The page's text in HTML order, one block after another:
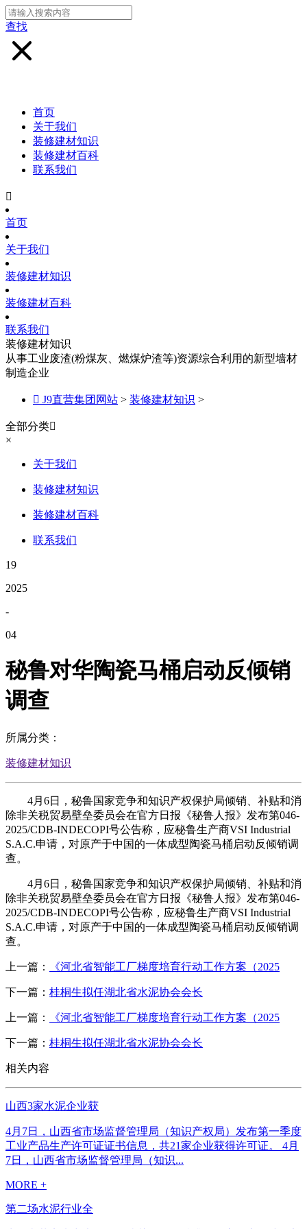
查找
首页
关于我们
装修建材知识
装修建材百科
联系我们

首页
关于我们
装修建材知识
装修建材百科
联系我们
装修建材知识
从事工业废渣(粉煤灰、燃煤炉渣等)资源综合利用的新型墙材
制造企业
 J9直营集团网站 > 装修建材知识 >
全部分类
×
关于我们
装修建材知识
装修建材百科
联系我们
19
2025
-
04
秘鲁对华陶瓷马桶启动反倾销
调查
所属分类：
装修建材知识
4月6日，秘鲁国家竞争和知识产权保护局倾销、补贴和消
除非关税贸易壁垒委员会在官方日报《秘鲁人报》发布第046-
2025/CDB-INDECOPI号公告称，应秘鲁生产商VSI Industrial
S.A.C.申请，对原产于中国的一体成型陶瓷马桶启动反倾销调
查。
4月6日，秘鲁国家竞争和知识产权保护局倾销、补贴和消
除非关税贸易壁垒委员会在官方日报《秘鲁人报》发布第046-
2025/CDB-INDECOPI号公告称，应秘鲁生产商VSI Industrial
S.A.C.申请，对原产于中国的一体成型陶瓷马桶启动反倾销调
查。
上一篇： 《河北省智能工厂梯度培育行动工作方案（2025
下一篇： 桂桐生拟任湖北省水泥协会会长
上一篇： 《河北省智能工厂梯度培育行动工作方案（2025
下一篇： 桂桐生拟任湖北省水泥协会会长
相关内容
山西3家水泥企业获
4月7日，山西省市场监督管理局（知识产权局）发布第一季度
工业产品生产许可证证书信息，共21家企业获得许可证。 4月
7日，山西省市场监督管理局（知识...
MORE +
第二场水泥行业全